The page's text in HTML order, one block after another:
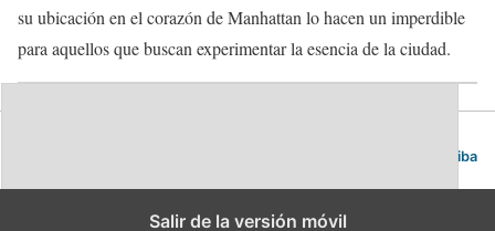
su ubicación en el corazón de Manhattan lo hacen un imperdible
para aquellos que buscan experimentar la esencia de la ciudad.
Volver arriba
Salir de la versión móvil